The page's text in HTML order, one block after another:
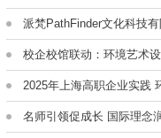
派梵PathFinder文化科技
校企校馆联动：环境艺术
2025年上海高职企业实践
名师引领促成长 国际理念